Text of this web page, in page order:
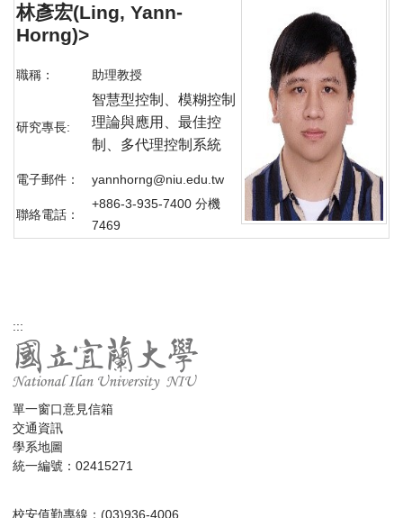
林彥宏(Ling, Yann-
Horng)>
職稱： 助理教授
研究專長:
智慧型控制、模糊控制
理論與應用、最佳控
制、多代理控制系統
電子郵件： yannhorng@niu.edu.tw
聯絡電話：
+886-3-935-7400 分機
7469
:::
單一窗口意見信箱
交通資訊
學系地圖
統一編號：02415271
校安值勤專線：(03)936-4006